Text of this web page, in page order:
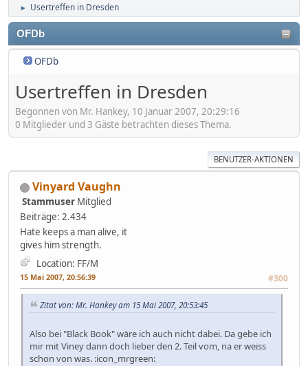
► Usertreffen in Dresden
OFDb
OFDb
Usertreffen in Dresden
Begonnen von Mr. Hankey, 10 Januar 2007, 20:29:16
0 Mitglieder und 3 Gäste betrachten dieses Thema.
BENUTZER-AKTIONEN
Vinyard Vaughn
Stammuser Mitglied
Beiträge: 2.434
Hate keeps a man alive, it
gives him strength.
Location: FF/M
15 Mai 2007, 20:56:39 #300
Zitat von: Mr. Hankey am 15 Mai 2007, 20:53:45
Also bei "Black Book" wäre ich auch nicht dabei. Da gebe ich
mir mit Viney dann doch lieber den 2. Teil vom, na er weiss
schon von was. :icon_mrgreen: